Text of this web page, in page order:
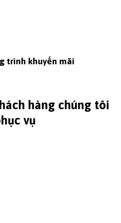
trình khuyến mãi
hàng chúng tôi
vụ